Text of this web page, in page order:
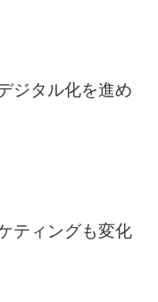
ジタル化を進め
ティングも変化